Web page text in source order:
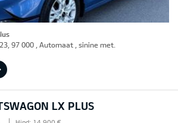
97 000 , Automaat , sinine met.
LX PLUS